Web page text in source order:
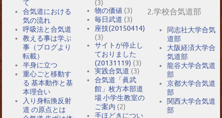
て
合気道における
気の流れ
呼吸法と合気道
教える事は学ぶ
事（ブログより
転載）
半身に立つ
重心ごと移動す
る 基本動作と基
本理合い
入り身転換反射
道 の原点とは
(3)
物の価値 (3)
毎日武道 (3)
座技(20150414)
(3)
サイトが停止し
ておりました
(20131119) (3)
実践合気道 (3)
合気道「眞武
館」枚方本部道
場 小学生教室の
ご案内 (2)
手ほどきについ
2.学校合気道部
同志社大学合気
道部
大阪経済大学合
気道部
龍谷大学合気道
部
京都大学合気道
部
関西大学合気道
部